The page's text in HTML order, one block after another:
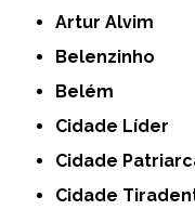
Artur Alvim
Belenzinho
Belém
Cidade Líder
Cidade
Cidade